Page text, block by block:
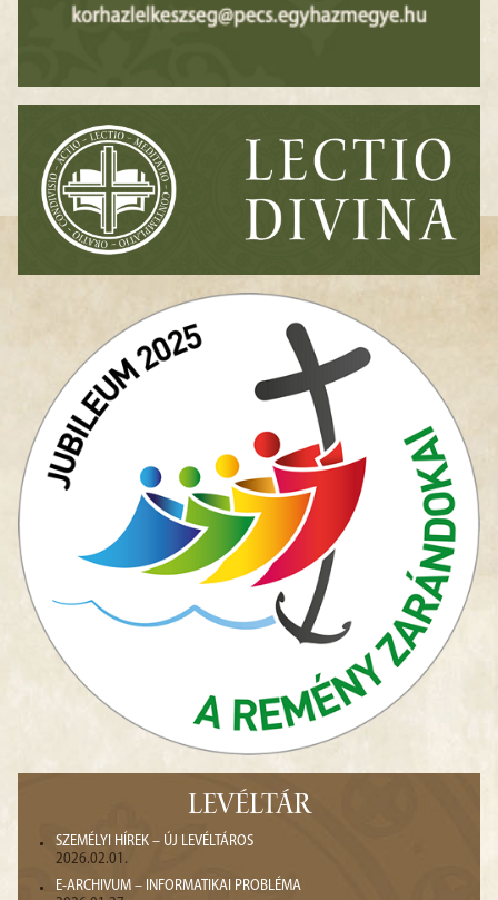
LEVÉLTÁR
SZEMÉLYI HÍREK – ÚJ LEVÉLTÁROS
2026.02.01.
E-ARCHIVUM – INFORMATIKAI PROBLÉMA